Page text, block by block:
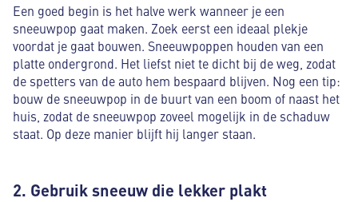
Een goed begin is het halve werk wanneer je een
sneeuwpop gaat maken. Zoek eerst een ideaal plekje
voordat je gaat bouwen. Sneeuwpoppen houden van een
platte ondergrond. Het liefst niet te dicht bij de weg, zodat
de spetters van de auto hem bespaard blijven. Nog een tip:
bouw de sneeuwpop in de buurt van een boom of naast het
huis, zodat de sneeuwpop zoveel mogelijk in de schaduw
staat. Op deze manier blijft hij langer staan.
2. Gebruik sneeuw die lekker plakt